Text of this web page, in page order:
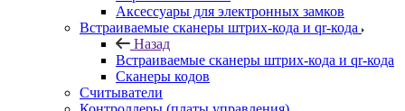
Аксессуары для электронных замков
Встраиваемые сканеры штрих-кода и qr-кода
Назад
Встраиваемые сканеры штрих-кода и qr-кода
Сканеры кодов
Считыватели